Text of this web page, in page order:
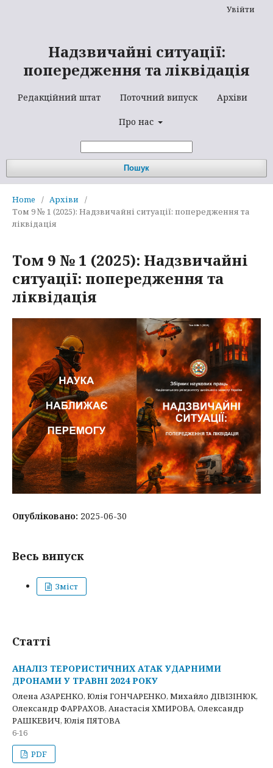
Надзвичайні ситуації:
попередження та ліквідація
Редакційний штат Поточний випуск Архіви
Про нас
Пошук
Увійти
Home / Архіви
/
Том 9 № 1 (2025): Надзвичайні ситуації: попередження та
ліквідація
Том 9 № 1 (2025): Надзвичайні
ситуації: попередження та
ліквідація
Опубліковано: 2025-06-30
Весь випуск
Зміст
Статті
АНАЛІЗ ТЕРОРИСТИЧНИХ АТАК УДАРНИМИ
ДРОНАМИ У ТРАВНІ 2024 РОКУ
Олена АЗАРЕНКО, Юлія ГОНЧАРЕНКО, Михайло ДІВІЗІНЮК,
Олександр ФАРРАХОВ, Анастасія ХМИРОВА, Олександр
РАШКЕВИЧ, Юлія ПЯТОВА
6-16
PDF